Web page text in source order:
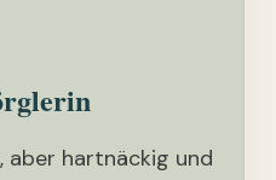
aber hartnäckig und